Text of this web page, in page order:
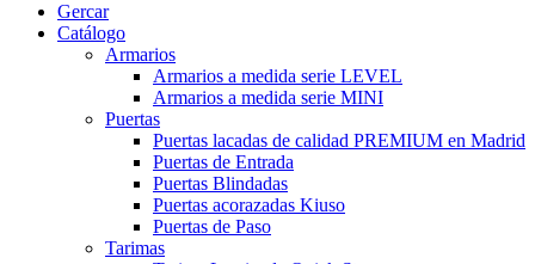
Gercar
Catálogo
Armarios
Armarios a medida serie LEVEL
Armarios a medida serie MINI
Puertas
Puertas lacadas de calidad PREMIUM en Madrid
Puertas de Entrada
Puertas Blindadas
Puertas acorazadas Kiuso
Puertas de Paso
Tarimas